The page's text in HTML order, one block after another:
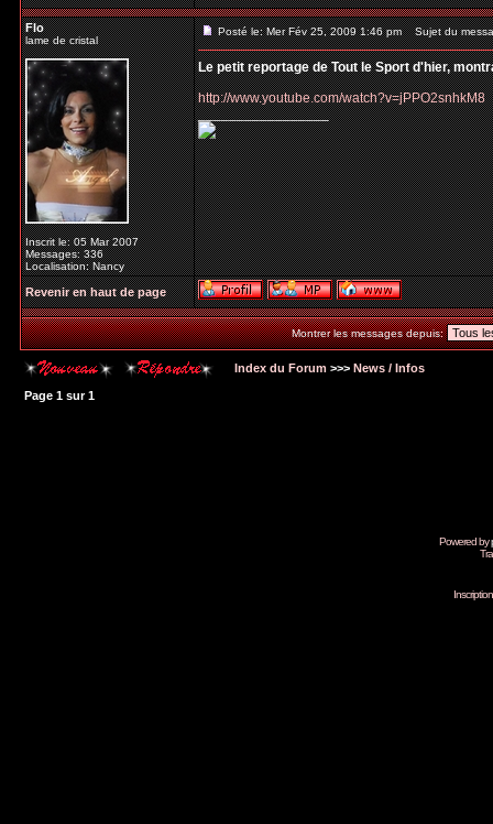
Flo
lame de cristal
Inscrit le: 05 Mar 2007
Messages: 336
Localisation: Nancy
Posté le: Mer Fév 25, 2009 1:46 pm Sujet du
Le petit reportage de Tout le Sport d'hier,
http://www.youtube.com/watch?v=jPPO2snhkM8
_________________
Revenir en haut de page
Montrer les messages depuis:
Index du Forum >>> News / Infos
Page 1 sur1
Powered by